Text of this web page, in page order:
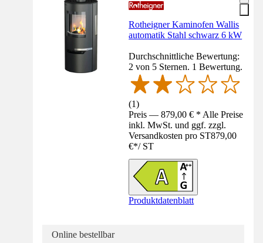
Rotheigner Kaminofen Wallis
automatik Stahl schwarz 6 kW
Durchschnittliche Bewertung:
2 von 5 Sternen. 1 Bewertung.
(1)
Preis — 879,00 € * Alle Preise
inkl. MwSt. und ggf. zzgl.
Versandkosten pro ST879,00
€*/ ST
Produktdatenblatt
Online bestellbar